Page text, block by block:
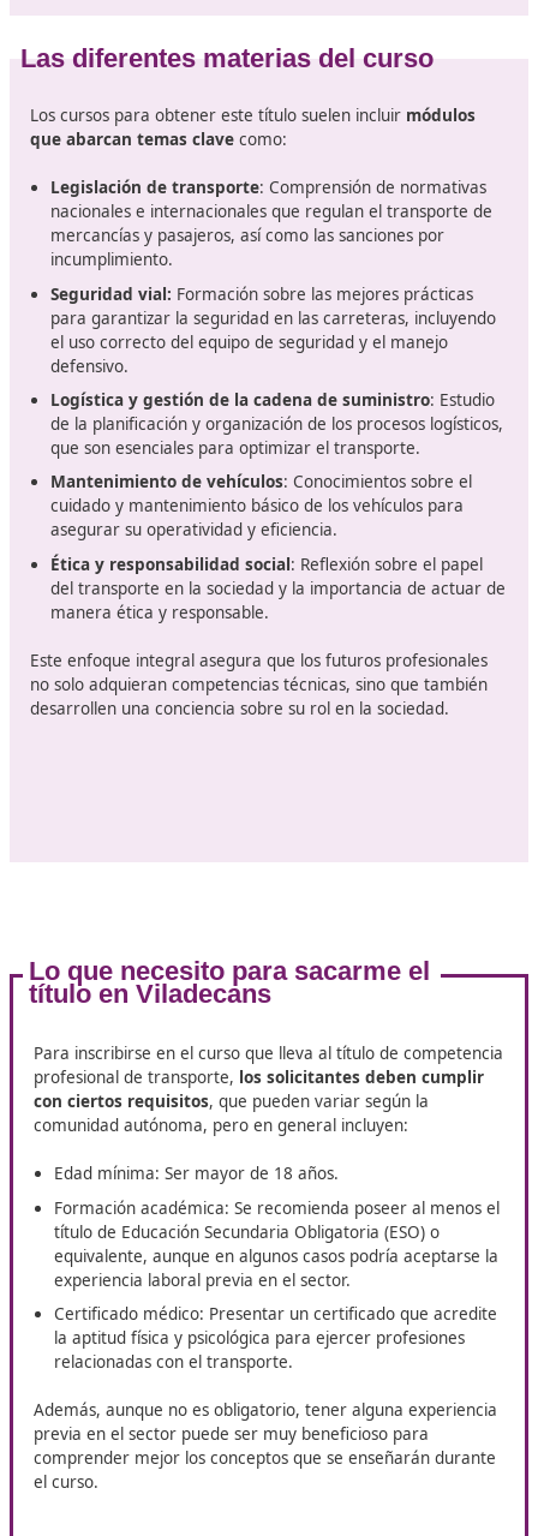
El transporte profesional, una
con demanda laboral
El transporte de mercancías representa
una
dentro del ámbito empresarial
. Tanto si el objetivo es
abastecer a otras compañías como emprender un
propio en el sector del transporte, esta tarea demanda
habilidades específicas, conocimientos sólidos y una
planificación estratégica para asegurar eficiencia y
cada entrega. Conviértete en parte de una profesión
gran proyección de futuro gracias a DAC Docencia y su
equipo de expertos, te vamos a guiar a través de un
completo curso de competencia profesional en el
que abrirá las puertas hacia nuevas oportunidades.
Las diferentes materias del curso
Los cursos para obtener este título suelen incluir
para garantizar la seguridad en las carreteras,
el uso correcto del equipo de seguridad y el manejo
Logística y gestión de la cadena de suministro
de la planificación y organización de los procesos
que son esenciales para optimizar el transporte.
cuidado y mantenimiento básico de los vehículos
asegurar su operatividad y eficiencia.
Ética y responsabilidad social: Reflexión sobre el
del transporte en la sociedad y la importancia de
manera ética y responsable.
Este enfoque integral asegura que los futuros
desarrollen una conciencia sobre su rol en la sociedad.